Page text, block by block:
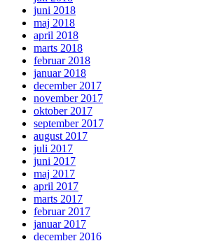
juni 2018
maj 2018
april 2018
marts 2018
februar 2018
januar 2018
december 2017
november 2017
oktober 2017
september 2017
august 2017
juli 2017
juni 2017
maj 2017
april 2017
marts 2017
februar 2017
januar 2017
december 2016